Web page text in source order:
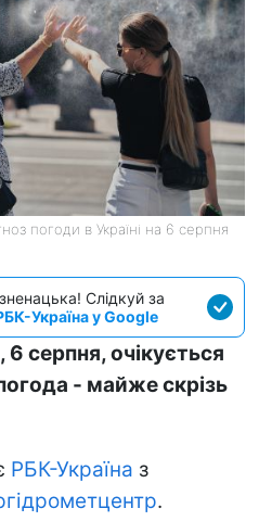
погоди в Україні на 6 серпня
Слідкуй за
Україна у Google
6 серпня, очікується
- майже скрізь
РБК-Україна з
.